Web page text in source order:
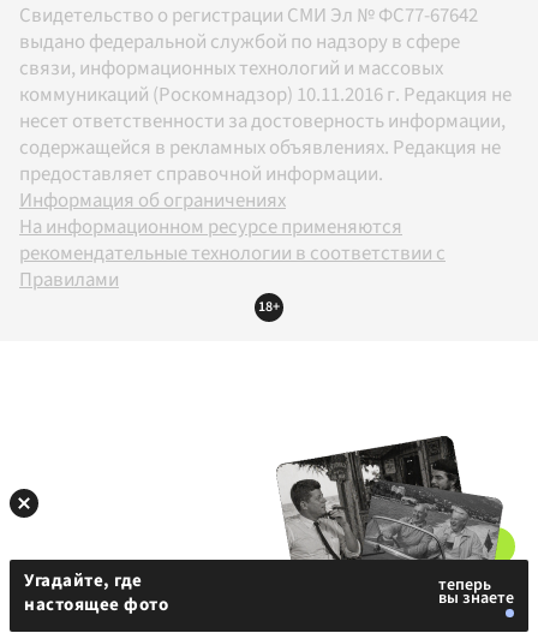
Свидетельство о регистрации СМИ Эл № ФС77-67642
выдано федеральной службой по надзору в сфере
связи, информационных технологий и массовых
коммуникаций (Роскомнадзор) 10.11.2016 г. Редакция не
несет ответственности за достоверность информации,
содержащейся в рекламных объявлениях. Редакция не
предоставляет справочной информации.
Информация об ограничениях
На информационном ресурсе применяются
рекомендательные технологии в соответствии с
Правилами
18+
Угадайте, где
настоящее фото